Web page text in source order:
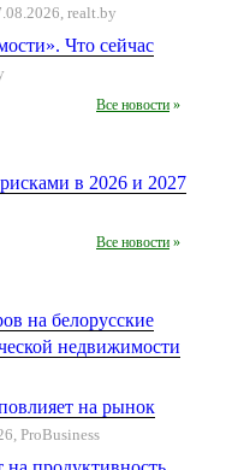
realt.by
Что сейчас
Все новости »
в 2026 и 2027
Все новости »
на белорусские
недвижимости
на рынок
ProBusiness